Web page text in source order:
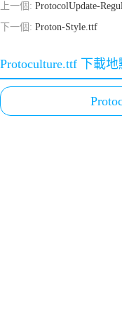
上一個: ProtocolUpdate-
下一個: Proton-Style.ttf
Protoculture.ttf 下載地